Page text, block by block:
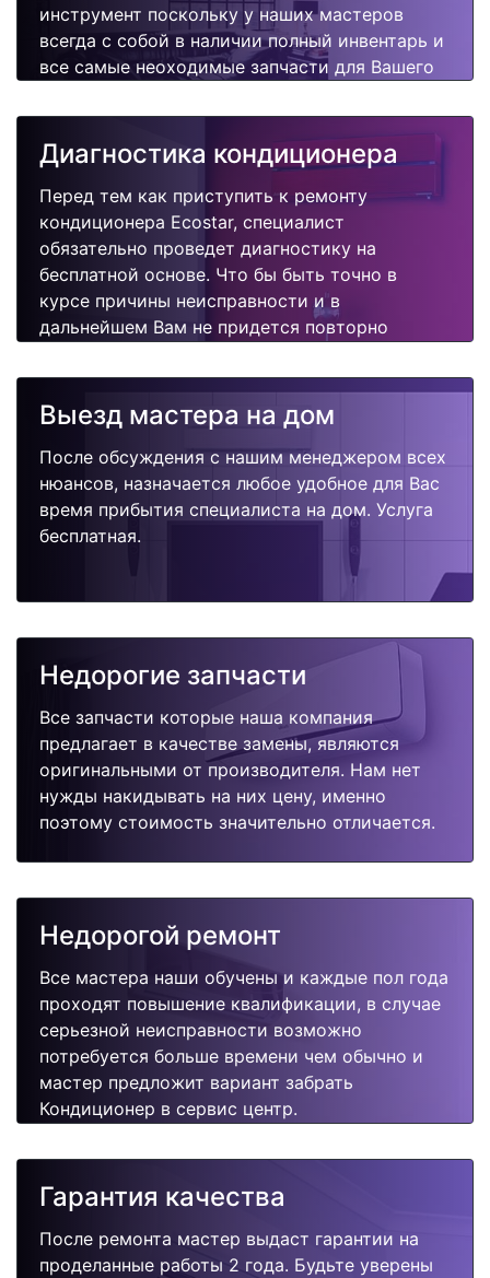
инструмент поскольку у наших мастеров
всегда с собой в наличии полный инвентарь и
все самые неоходимые запчасти для Вашего
качественно и недорого.
Диагностика кондиционера
Перед тем как приступить к ремонту
кондиционера Ecostar, специалист
обязательно проведет диагностику на
бесплатной основе. Что бы быть точно в
курсе причины неисправности и в
дальнейшем Вам не придется повторно
поломок.
Выезд мастера на дом
После обсуждения с нашим менеджером всех
нюансов, назначается любое удобное для Вас
время прибытия специалиста на дом. Услуга
бесплатная.
Недорогие запчасти
Все запчасти которые наша компания
предлагает в качестве замены, являются
оригинальными от производителя. Нам нет
нужды накидывать на них цену, именно
поэтому стоимость значительно отличается.
Недорогой ремонт
Все мастера наши обучены и каждые пол года
проходят повышение квалификации, в случае
серьезной неисправности возможно
потребуется больше времени чем обычно и
мастер предложит вариант забрать
Кондиционер в сервис центр.
Гарантия качества
После ремонта мастер выдаст гарантии на
проделанные работы 2 года. Будьте уверены